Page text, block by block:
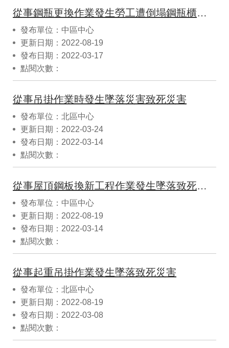
從事鋼瓶更換作業發生勞工遭倒塌鋼瓶櫃壓迫災害致死災害
發布單位：中區中心
更新日期：2022-08-19
發布日期：2022-03-17
點閱次數：
從事吊掛作業時發生墜落災害致死災害
發布單位：北區中心
更新日期：2022-03-24
發布日期：2022-03-14
點閱次數：
從事屋頂鋼板換新工程作業發生墜落致死災害
發布單位：中區中心
更新日期：2022-08-19
發布日期：2022-03-14
點閱次數：
從事起重吊掛作業發生墜落致死災害
發布單位：北區中心
更新日期：2022-08-19
發布日期：2022-03-08
點閱次數：